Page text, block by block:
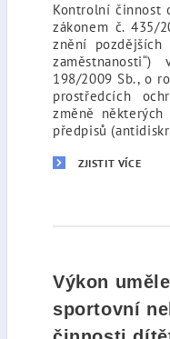
Kontrolní činnost
zákonem č. 435/
znění pozdějších
198/2009 Sb., o
prostředcích
změně
předpisů
ZJISTIT VÍCE
Výkon
sportovní